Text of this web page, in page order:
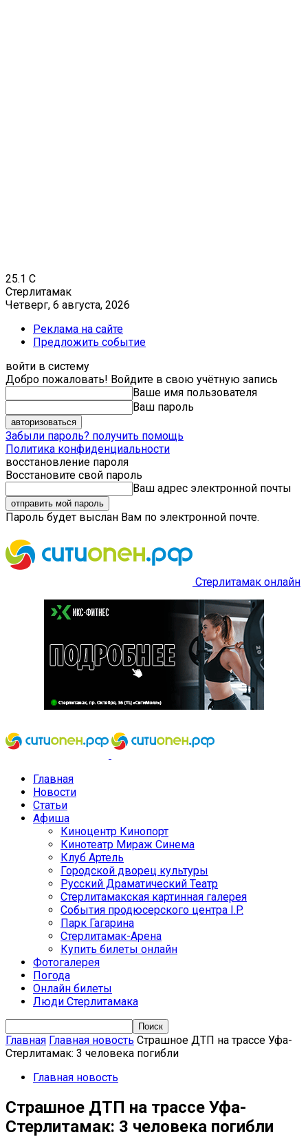
25.1 C
Стерлитамак
Четверг, 6 августа, 2026
Реклама на сайте
Предложить событие
войти в систему
Добро пожаловать! Войдите в свою учётную запись
Ваше имя пользователя
Ваш пароль
Забыли пароль? получить помощь
Политика конфиденциальности
восстановление пароля
Восстановите свой пароль
Ваш адрес электронной почты
Пароль будет выслан Вам по электронной почте.
Стерлитамак онлайн
Главная
Новости
Статьи
Афиша
Киноцентр Кинопорт
Кинотеатр Мираж Синема
Клуб Артель
Городской дворец культуры
Русский Драматический Театр
Стерлитамакская картинная галерея
События продюсерского центра I.P.
Парк Гагарина
Стерлитамак-Арена
Купить билеты онлайн
Фотогалерея
Погода
Онлайн билеты
Люди Стерлитамака
Главная Главная новость Страшное ДТП на трассе Уфа-
Стерлитамак: 3 человека погибли
Главная новость
Страшное ДТП на трассе Уфа-
Стерлитамак: 3 человека погибли